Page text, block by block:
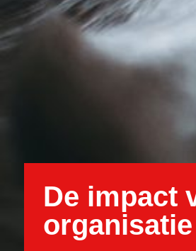
De impact
organisatie